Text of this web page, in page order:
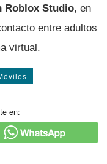
Roblox Studio, en
entre adultos
virtual.
en: